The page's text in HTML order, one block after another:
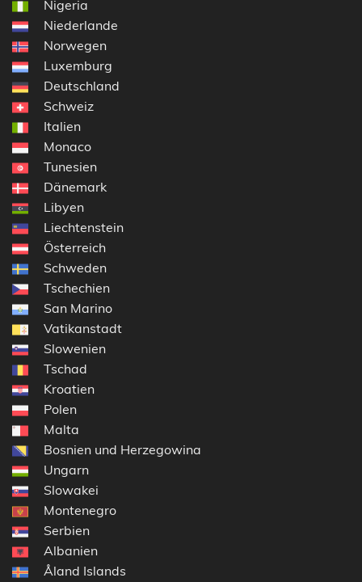
Nigeria
Niederlande
Norwegen
Luxemburg
Deutschland
Schweiz
Italien
Monaco
Tunesien
Dänemark
Libyen
Liechtenstein
Österreich
Schweden
Tschechien
San Marino
Vatikanstadt
Slowenien
Tschad
Kroatien
Polen
Malta
Bosnien und Herzegowina
Ungarn
Slowakei
Montenegro
Serbien
Albanien
Åland Islands